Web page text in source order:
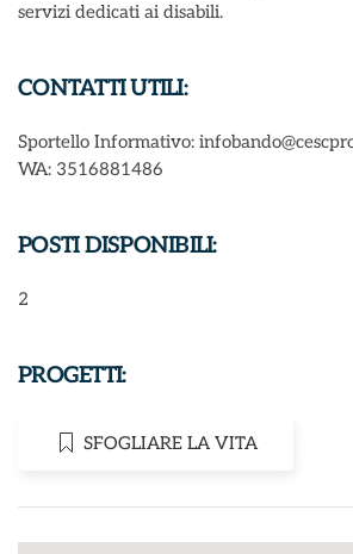
servizi dedicati ai disabili.
CONTATTI UTILI:
Sportello Informativo:
WA: 3516881486
POSTI DISPONIBILI:
2
PROGETTI:
SFOGLIARE LA VITA